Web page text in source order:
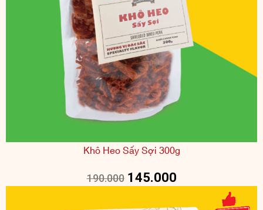
Khô Heo Sấy Sợi 300g
190.000 145.000